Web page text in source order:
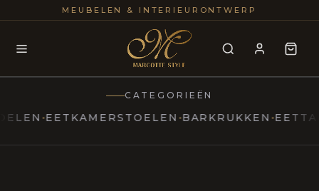
MEUBELEN & INTERIEURONTWERP25+
CATEGORIEËN
EETKAMERSTOELEN BARKRUKKEN EETTAFELS